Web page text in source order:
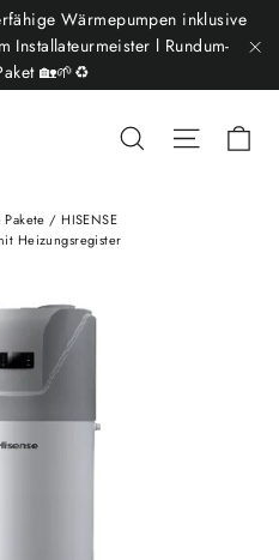
Wärmepumpen inklusive
Installateurmeister l Rundum-
🏡🌱♻️
Suche
/ HISENSE
Heizungsregister